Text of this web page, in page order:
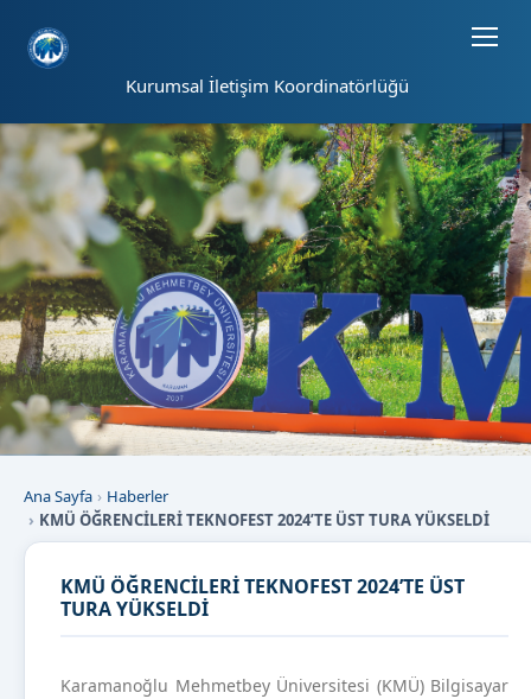
Kurumsal İletişim Koordinatörlüğü
Ana Sayfa
Haberler
KMÜ ÖĞRENCİLERİ TEKNOFEST 2024’TE ÜST TURA YÜKSELDİ
KMÜ ÖĞRENCİLERİ TEKNOFEST 2024’TE ÜST
TURA YÜKSELDİ
Karamanoğlu Mehmetbey Üniversitesi (KMÜ) Bilgisayar